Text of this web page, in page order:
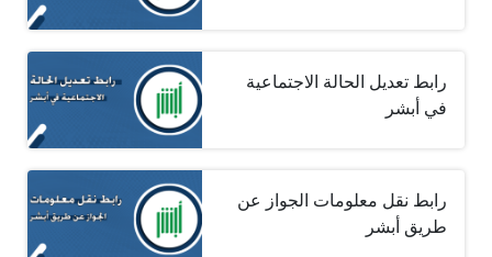
رابط تعديل الحالة الاجتماعية
في أبشر
رابط نقل معلومات الجواز عن
طريق أبشر